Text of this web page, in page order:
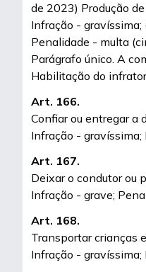
de 2023) Produção
Infração -
Penalidade - multa
Parágrafo único. A
Habilitação do
Art. 166.
Confiar ou entregar a
Infração -
Art. 167.
Deixar o condutor ou
Infração - grave;
Art. 168.
Transportar crianças
Infração -